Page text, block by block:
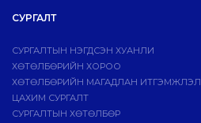
СУРГАЛТ
СУРГАЛТЫН НЭГДСЭН ХУАНЛИ
ХӨТӨЛБӨРИЙН ХОРОО
ХӨТӨЛБӨРИЙН МАГАДЛАН ИТГЭМЖЛЭЛ
ЦАХИМ СУРГАЛТ
СУРГАЛТЫН ХӨТӨЛБӨР